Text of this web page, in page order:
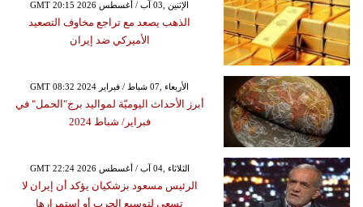
GMT 20:15 2026 الإثنين ,03 آب / أغسطس
الذهب يصعد مع تراجع مخاوف التصعيد
الأميركي ضد إيران
GMT 08:32 2024 الأربعاء ,07 شباط / فبراير
أبرز الأحداث اليوميّة لمواليد برج"الحمل" في
فبراير/ شباط 2024
GMT 22:24 2026 الثلاثاء ,04 آب / أغسطس
الرئيس مسعود بزشكيان يؤكد أن إيران لا
تسعى لتوسيع الحرب أو استمرارها